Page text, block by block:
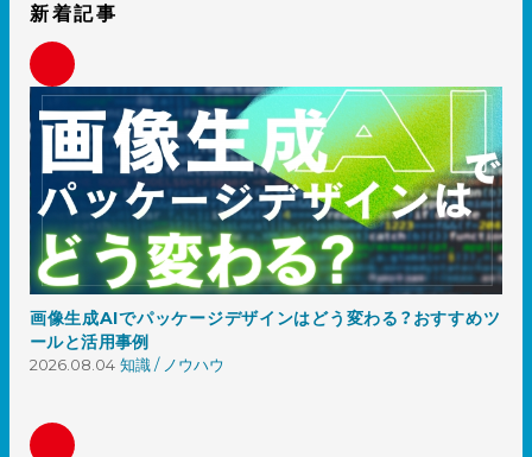
新着記事
画像生成AIでパッケージデザインはどう変わる？おすすめツ
ールと活用事例
2026.08.04 知識 / ノウハウ